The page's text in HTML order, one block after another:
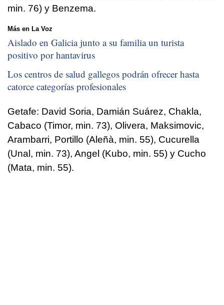
min. 76) y Benzema.
Más en La Voz
Aislado en Galicia junto a su familia un turista
positivo por hantavirus
Los centros de salud gallegos podrán ofrecer hasta
catorce categorías profesionales
Getafe: David Soria, Damián Suárez, Chakla,
Cabaco (Timor, min. 73), Olivera, Maksimovic,
Arambarri, Portillo (Aleñà, min. 55), Cucurella
(Unal, min. 73), Angel (Kubo, min. 55) y Cucho
(Mata, min. 55).